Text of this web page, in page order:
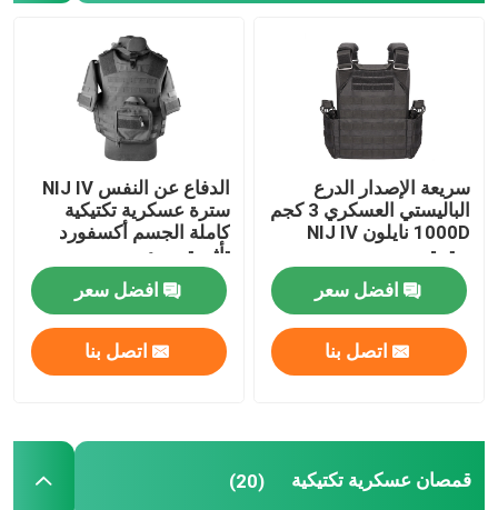
قمصان عسكرية تكتيكية
معطف الشتاء العسكري
حقيبة ظهر عسكرية تكتيكية
سترة عسكرية تكتيكية
أحذية جلدية عسكرية
معدات التخييم العسكرية
سريعة الإصدار الدرع
الباليستي العسكري 3 كجم
1000D نايلون NIJ IV
سترة
افضل سعر
اتصل بنا
الدفاع عن النفس NIJ IV
سترة عسكرية تكتيكية
كاملة الجسم أكسفورد
تأثير توسيد
افضل سعر
اتصل بنا
قمصان عسكرية تكتيكية (20)